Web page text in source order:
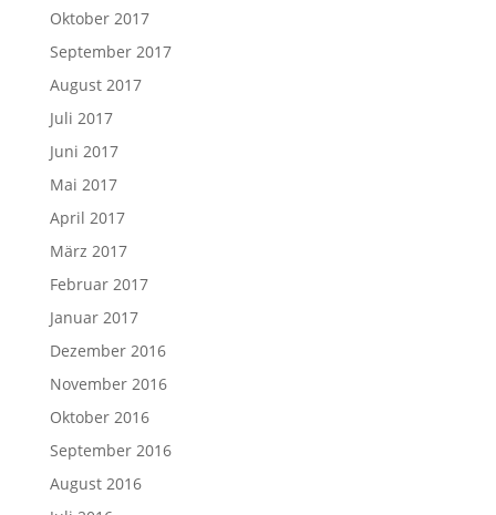
Oktober 2017
September 2017
August 2017
Juli 2017
Juni 2017
Mai 2017
April 2017
März 2017
Februar 2017
Januar 2017
Dezember 2016
November 2016
Oktober 2016
September 2016
August 2016